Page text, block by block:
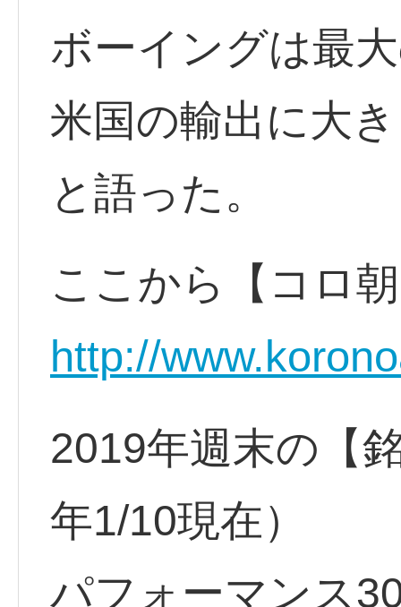
ボーイングは最
米国の輸出に大
と語った。
ここから【コロ
http://
2019年週末の【
年1/10現在）
パフォーマンス